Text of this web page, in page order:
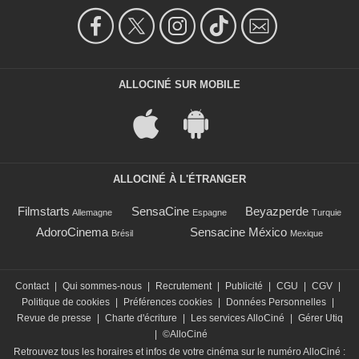
ALLOCINÉ SUR MOBILE
ALLOCINÉ À L'ÉTRANGER
Filmstarts Allemagne SensaCine Espagne Beyazperde Turquie
AdoroCinema Brésil Sensacine México Mexique
Contact | Qui sommes-nous | Recrutement | Publicité | CGU | CGV |
Politique de cookies | Préférences cookies | Données Personnelles |
Revue de presse
| Charte d'écriture | Les services AlloCiné | Gérer Utiq
| ©AlloCiné
Retrouvez tous les horaires et infos de votre cinéma sur le numéro AlloCiné :